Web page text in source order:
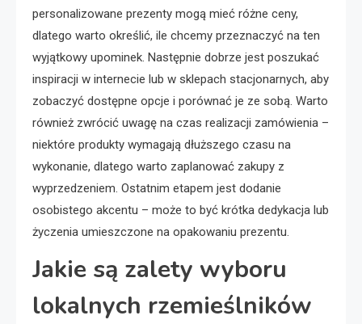
personalizowane prezenty mogą mieć różne ceny,
dlatego warto określić, ile chcemy przeznaczyć na ten
wyjątkowy upominek. Następnie dobrze jest poszukać
inspiracji w internecie lub w sklepach stacjonarnych, aby
zobaczyć dostępne opcje i porównać je ze sobą. Warto
również zwrócić uwagę na czas realizacji zamówienia –
niektóre produkty wymagają dłuższego czasu na
wykonanie, dlatego warto zaplanować zakupy z
wyprzedzeniem. Ostatnim etapem jest dodanie
osobistego akcentu – może to być krótka dedykacja lub
życzenia umieszczone na opakowaniu prezentu.
Jakie są zalety wyboru
lokalnych rzemieślników